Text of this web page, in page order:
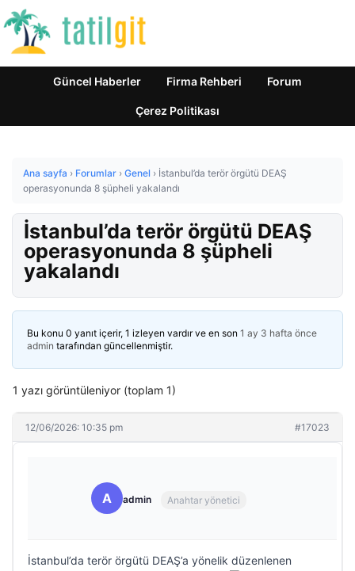
Güncel Haberler Firma Rehberi Forum
Çerez Politikası
Ana sayfa › Forumlar › Genel › İstanbul’da terör örgütü DEAŞ
operasyonunda 8 şüpheli yakalandı
İstanbul’da terör örgütü DEAŞ
operasyonunda 8 şüpheli
yakalandı
Bu konu 0 yanıt içerir, 1 izleyen vardır ve en son 1 ay 3 hafta önce
admin tarafından güncellenmiştir.
1 yazı görüntüleniyor (toplam 1)
12/06/2026: 10:35 pm #17023
A admin Anahtar yönetici
İstanbul’da terör örgütü DEAŞ’a yönelik düzenlenen